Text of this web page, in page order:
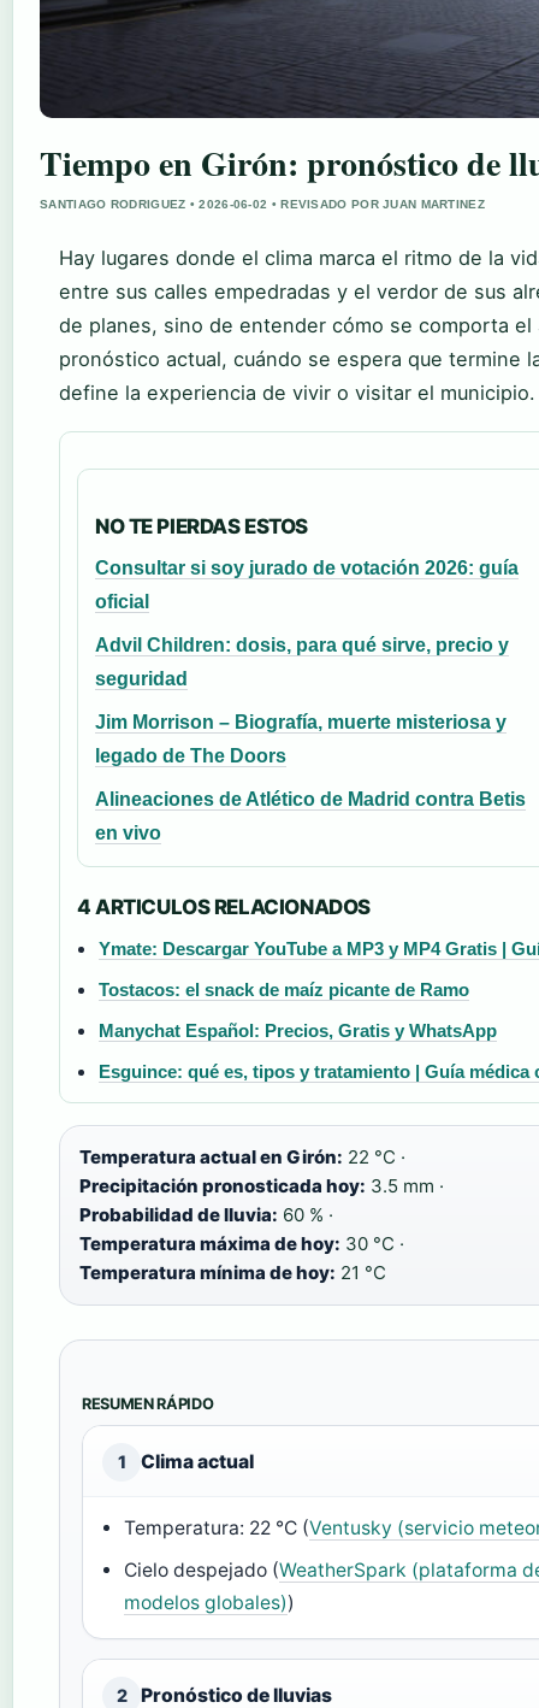
Tiempo en Girón: pronóstico de
SANTIAGO RODRIGUEZ • 2026-06-02 • REVISADO POR JUAN MARTINEZ
Hay lugares donde el clima marca el ritmo de la
entre sus calles empedradas y el verdor de sus
de planes, sino de entender cómo se comporta
pronóstico actual, cuándo se espera que termine
define la experiencia de vivir o visitar el municipio.
NO TE PIERDAS ESTOS
Consultar si soy jurado de votación 2026: guía
oficial
Advil Children: dosis, para qué sirve, precio y
seguridad
Jim Morrison – Biografía, muerte misteriosa y
legado de The Doors
Alineaciones de Atlético de Madrid contra Betis
en vivo
4 ARTICULOS RELACIONADOS
Ymate: Descargar YouTube a MP3 y MP4 Gratis |
Tostacos: el snack de maíz picante de Ramo
Manychat Español: Precios, Gratis y WhatsApp
Esguince: qué es, tipos y tratamiento | Guía médica
Temperatura actual en Girón: 22 °C ·
Precipitación pronosticada hoy: 3.5 mm ·
Probabilidad de lluvia: 60 % ·
Temperatura máxima de hoy: 30 °C ·
Temperatura mínima de hoy: 21 °C
RESUMEN RÁPIDO
1 Clima actual
Temperatura: 22 °C (Ventusky (servicio
Cielo despejado (WeatherSpark (plataforma
modelos globales))
2 Pronóstico de lluvias